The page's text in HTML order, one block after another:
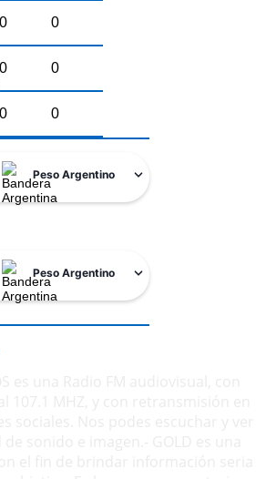
0 0
0 0
0 0